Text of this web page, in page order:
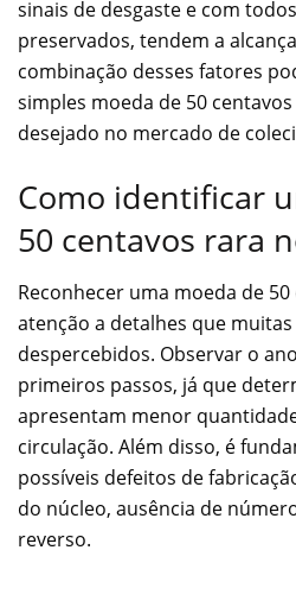
sinais de desgaste e com
preservados, tendem a
combinação desses fatores
simples moeda de 50
desejado no mercado de
Como identificar
50 centavos rara
Reconhecer uma moeda de
atenção a detalhes que muitas
despercebidos. Observar o
primeiros passos, já que
apresentam menor
circulação. Além disso, é
possíveis defeitos de
do núcleo, ausência de
reverso.